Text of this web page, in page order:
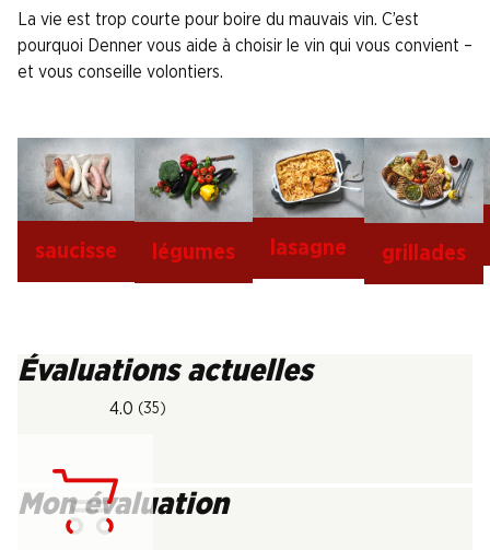
La vie est trop courte pour boire du mauvais vin. C’est
pourquoi Denner vous aide à choisir le vin qui vous convient –
et vous conseille volontiers.
saucisse légumes lasagne grillades
Évaluations actuelles
4.0 (35)
Mon évaluation